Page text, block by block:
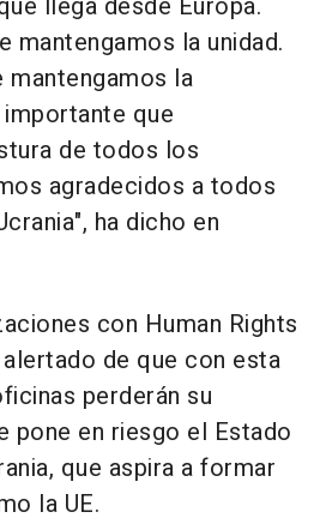
llega desde Europa.
mantengamos la unidad.
mantengamos la
que
de todos los
agradecidos a todos
ha dicho en
con Human Rights
de que con esta
perderán su
pone en riesgo el Estado
que aspira a formar
la UE.